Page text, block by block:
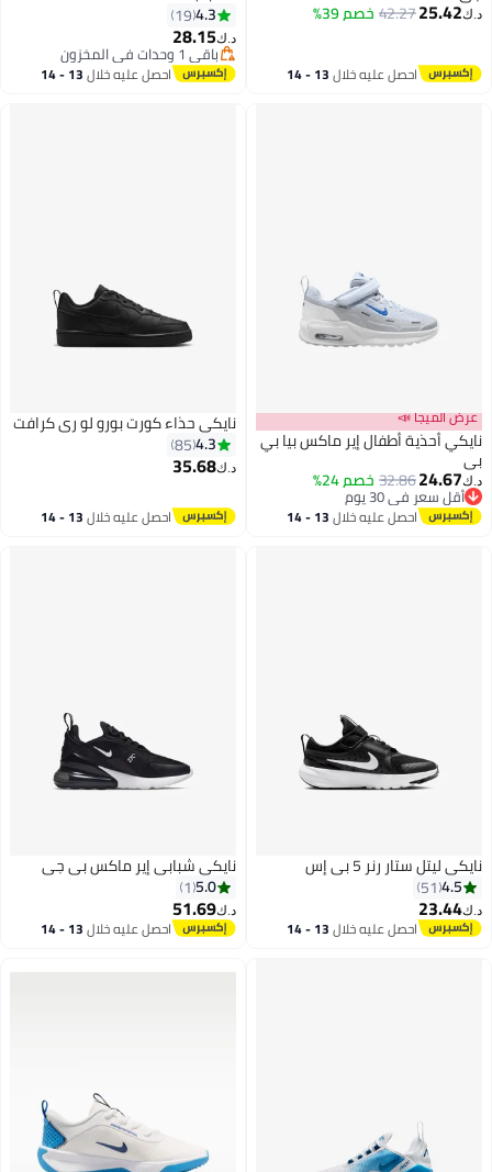
د.ك‏25.42
42.27خصم 39%
احصل عليه خلال 13 - 14
9
4.3
19
د.ك‏28.15
باقي 1 وحدات في المخزون
باقي 1 وحدات في المخزون احصل عليه خلال 13 - 14
عرض الميجا 📣
نايكي أحذية أطفال إير ماكس بيا بي
بي
د.ك‏24.67
32.86خصم 24%
أقل سعر في 30 يوم
أقل سعر في 30 يوماحصل عليه خلال 13 - 14
نايكي حذاء كورت بورو لو ري كرافت
4.3
85
د.ك‏35.68
احصل عليه خلال 13 - 14
10
نايكي ليتل ستار رنر 5 بي إس
4.5
51
د.ك‏23.44
احصل عليه خلال 13 - 14
نايكي شبابي إير ماكس بي جي
5.0
1
د.ك‏51.69
احصل عليه خلال 13 - 14